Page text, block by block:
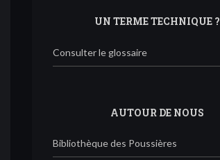
UN TERME TECHNIQUE ?
Consulter le glossaire
AUTOUR DE NOUS
Bibliothèque des Poussières